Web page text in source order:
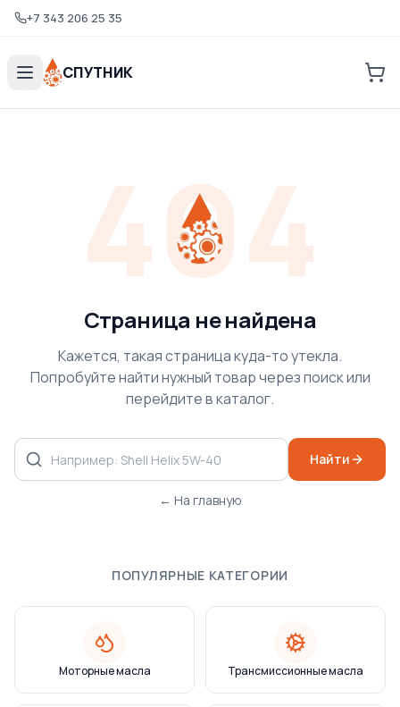
+7 343 206 25 35
СПУТНИК
404
Страница не найдена
Кажется, такая страница куда-то утекла.
Попробуйте найти нужный товар через поиск или
перейдите в каталог.
Найти
← На главную
ПОПУЛЯРНЫЕ КАТЕГОРИИ
Моторные масла Трансмиссионные масла